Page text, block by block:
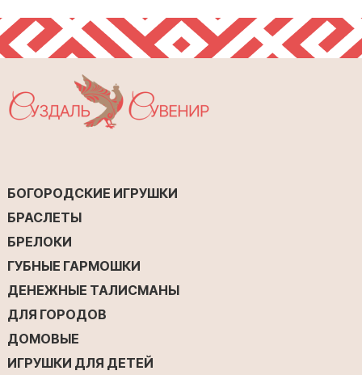
БОГОРОДСКИЕ ИГРУШКИ
БРАСЛЕТЫ
БРЕЛОКИ
ГУБНЫЕ ГАРМОШКИ
ДЕНЕЖНЫЕ ТАЛИСМАНЫ
ДЛЯ ГОРОДОВ
ДОМОВЫЕ
ИГРУШКИ ДЛЯ ДЕТЕЙ